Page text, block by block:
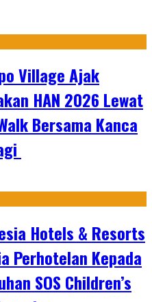
Village Ajak
HAN 2026 Lewat
Bersama Kanca
Hotels & Resorts
Perhotelan Kepada
SOS Children’s